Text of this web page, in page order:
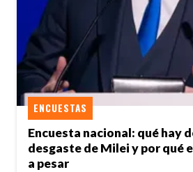
Encuesta nacional: qué hay
desgaste de Milei y por qué
a pesar
ENCUESTAS